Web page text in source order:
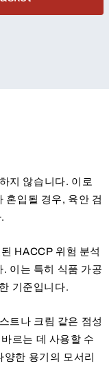
지 않습니다. 이로
혼입될 경우, 육안 검
HACCP 위험 분석
이는 특히 식품 가공
기준입니다.
트나 크림 같은 점성
르는 데 사용할 수
한 용기의 모서리